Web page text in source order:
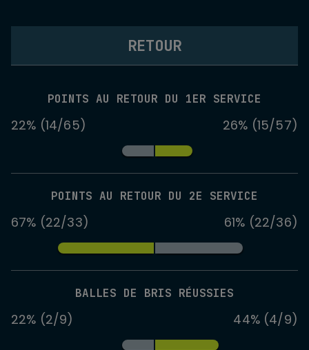
RETOUR
POINTS AU RETOUR DU 1ER SERVICE
22% (14/65) 26% (15/57)
POINTS AU RETOUR DU 2E SERVICE
67% (22/33) 61% (22/36)
BALLES DE BRIS RÉUSSIES
22% (2/9) 44% (4/9)